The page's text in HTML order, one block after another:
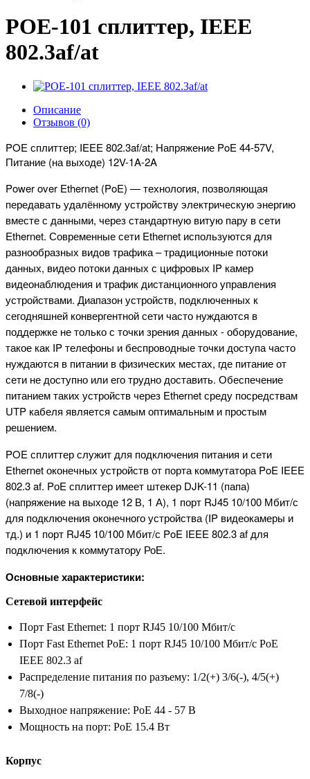
POE-101 cплиттер, IEEE
802.3af/at
Описание
Отзывов (0)
POE сплиттер; IEEE 802.3af/at; Напряжение PoE 44-57V,
Питание (на выходе) 12V-1A-2A
Power over Ethernet (PoE) — технология, позволяющая
передавать удалённому устройству электрическую энергию
вместе с данными, через стандартную витую пару в сети
Ethernet. Современные сети Ethernet используются для
разнообразных видов трафика – традиционные потоки
данных, видео потоки данных с цифровых IP камер
видеонаблюдения и трафик дистанционного управления
устройствами. Диапазон устройств, подключенных к
сегодняшней конвергентной сети часто нуждаются в
поддержке не только с точки зрения данных - оборудование,
такое как IP телефоны и беспроводные точки доступа часто
нуждаются в питании в физических местах, где питание от
сети не доступно или его трудно доставить. Обеспечение
питанием таких устройств через Ethernet среду посредствам
UTP кабеля является самым оптимальным и простым
решением.
POE сплиттер служит для подключения питания и сети
Ethernet оконечных устройств от порта коммутатора PoE IEEE
802.3 af. PоE сплиттер имеет штекер DJK-11 (папа)
(напряжение на выходе 12 В, 1 А), 1 порт RJ45 10/100 Мбит/с
для подключения оконечного устройства (IP видеокамеры и
тд.) и 1 порт RJ45 10/100 Мбит/с PoE IEEE 802.3 af для
подключения к коммутатору РоЕ.
Основные характеристики:
Сетевой интерфейс
Порт Fast Ethernet: 1 порт RJ45 10/100 Мбит/с
Порт Fast Ethernet PoE: 1 порт RJ45 10/100 Мбит/с PoE
IEEE 802.3 af
Распределение питания по разъему: 1/2(+) 3/6(-), 4/5(+)
7/8(-)
Выходное напряжение: PoE 44 - 57 В
Мощность на порт: PoE 15.4 Вт
Корпус